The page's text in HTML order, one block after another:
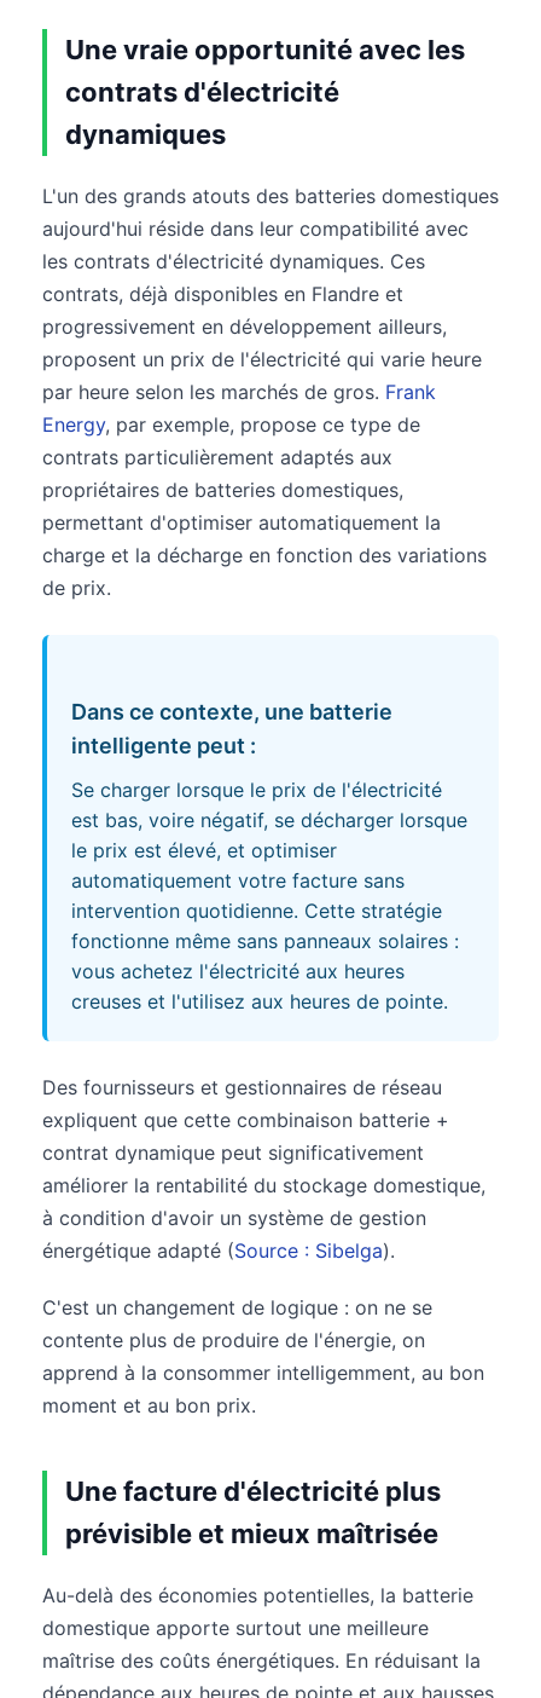
Une vraie opportunité avec les
contrats d'électricité
dynamiques
L'un des grands atouts des batteries domestiques
aujourd'hui réside dans leur compatibilité avec
les contrats d'électricité dynamiques. Ces
contrats, déjà disponibles en Flandre et
progressivement en développement ailleurs,
proposent un prix de l'électricité qui varie heure
par heure selon les marchés de gros. Frank
Energy, par exemple, propose ce type de
contrats particulièrement adaptés aux
propriétaires de batteries domestiques,
permettant d'optimiser automatiquement la
charge et la décharge en fonction des variations
de prix.
Dans ce contexte, une batterie
intelligente peut :
Se charger lorsque le prix de l'électricité
est bas, voire négatif, se décharger lorsque
le prix est élevé, et optimiser
automatiquement votre facture sans
intervention quotidienne. Cette stratégie
fonctionne même sans panneaux solaires :
vous achetez l'électricité aux heures
creuses et l'utilisez aux heures de pointe.
Des fournisseurs et gestionnaires de réseau
expliquent que cette combinaison batterie +
contrat dynamique peut significativement
améliorer la rentabilité du stockage domestique,
à condition d'avoir un système de gestion
énergétique adapté (Source : Sibelga).
C'est un changement de logique : on ne se
contente plus de produire de l'énergie, on
apprend à la consommer intelligemment, au bon
moment et au bon prix.
Une facture d'électricité plus
prévisible et mieux maîtrisée
Au-delà des économies potentielles, la batterie
domestique apporte surtout une meilleure
maîtrise des coûts énergétiques. En réduisant la
dépendance aux heures de pointe et aux hausses